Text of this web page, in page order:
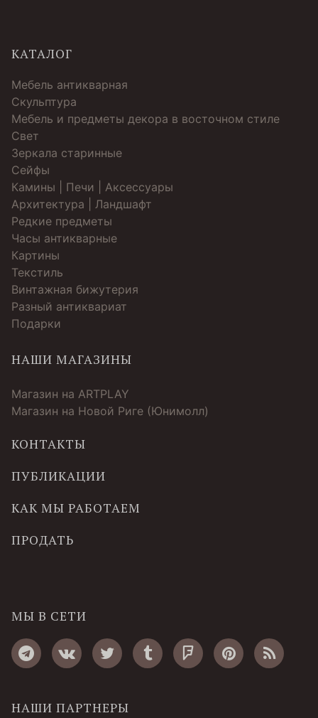
КАТАЛОГ
Мебель антикварная
Скульптура
Мебель и предметы декора в восточном стиле
Свет
Зеркала старинные
Cейфы
Камины | Печи | Аксессуары
Архитектура | Ландшафт
Редкие предметы
Часы антикварные
Картины
Текстиль
Винтажная бижутерия
Разный антиквариат
Подарки
НАШИ МАГАЗИНЫ
Магазин на ARTPLAY
Магазин на Новой Риге (Юнимолл)
КОНТАКТЫ
ПУБЛИКАЦИИ
КАК МЫ РАБОТАЕМ
ПРОДАТЬ
МЫ В СЕТИ
НАШИ ПАРТНЕРЫ